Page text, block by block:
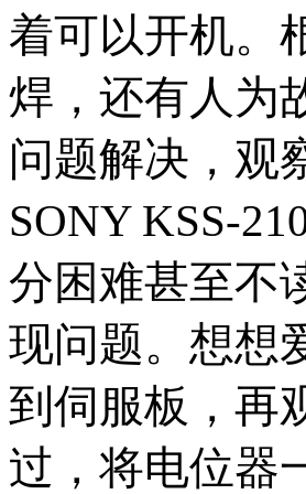
着可以开机。
焊，还有人为
问题解决，观
SONY KSS-
分困难甚至不
现问题。想想
到伺服板，再
过，将电位器